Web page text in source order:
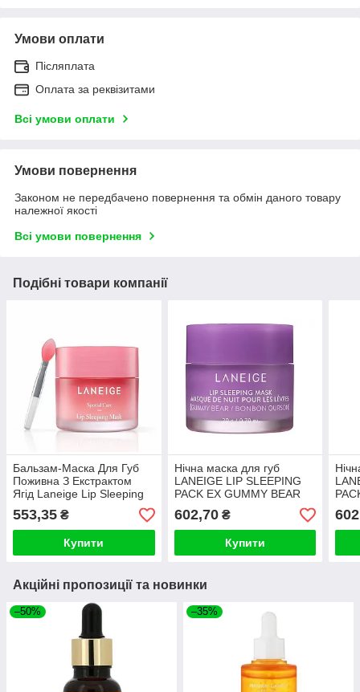
Умови оплати
Післяплата
Оплата за реквізитами
Всі умови оплати
Умови повернення
Законом не передбачено повернення та обмін даного товару
належної якості
Всі умови повернення
Подібні товари компанії
Бальзам-Маска Для Губ
Поживна З Екстрактом
Ягід Laneige Lip Sleeping
Mask Berry 20мл
553,35 ₴
Купити
Нічна маска для губ
LANEIGE LIP SLEEPING
PACK EX GUMMY BEAR
20G
602,70₴
Купити
Акційні пропозиції та новинки
–50% –35%